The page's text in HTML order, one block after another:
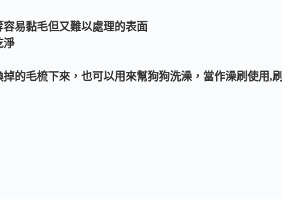
易黏毛但又難以處理的表面
淨
的毛梳下來，也可以用來幫狗狗洗澡，當作澡刷使用,刷